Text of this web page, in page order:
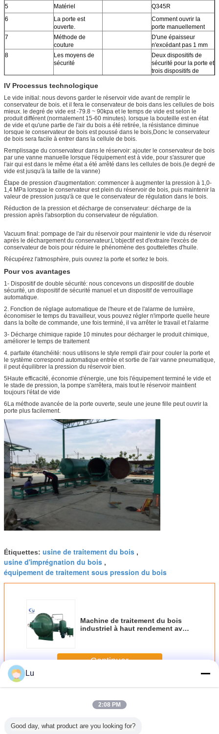
5 Matériel
Q345R
6
La porte est
ouverte.
Comment ouvrir la
porte manuellement
7
Méthode de
couture
D'une épaisseur
n'excédant pas 1 mm
8
Les moyens de
sécurité
Deux dispositifs de
sécurité pour la porte et
trois dispositifs de
9
Mode d'alarme
Alarme lumineuse
automatique,
surpression et fin de
travail
IV Processus technologique
Le vide initial: nous devons garder le réservoir vide avant de remplir le
conservateur de bois. et il fera le conservateur de bois dans les cellules de bois
mieux. le degré de vide est -79.8 ~ 90kpa et le temps de vide est selon le
produit différent (normalement 15-60 minutes). lorsque la bouteille est en état
de vide et qu'une partie de l'air du bois a été retirée, la résistance diminue
lorsque le conservateur de bois est poussé dans le bois,Donc le conservateur
de bois sera facile à entrer dans la cellule de bois.
Remplissage du conservateur dans le réservoir: ajouter le conservateur de bois
par une vanne manuelle lorsque l'équipement est à vide, pour s'assurer que
l'air qui est dans le même état a été arrêté dans les cellules de bois.(le degré de
vide est jusqu'à la taille de la vanne)
Étape de pression d'augmentation: commencer à augmenter la pression à 1,0-
1,4 MPa lorsque le conservateur est plein du réservoir de bois, puis maintenir la
valeur de pression jusqu'à ce que le conservateur de régulation dans le bois.
Réduction de la pression et décharge de conservateur: décharge de la
pression après l'absorption du conservateur de régulation.
Vacuum final: pompage de l'air du réservoir pour maintenir le vide du réservoir
après le déchargement du conservateur.L'objectif est d'extraire l'excès de
conservateur de bois pour réduire le phénomène des gouttelettes d'huile.
Récupérez l'atmosphère, puis ouvrez la porte et sortez le bois.
Pour vos avantages
1- Dispositif de double sécurité: nous concevons un dispositif de double
sécurité, un dispositif de sécurité manuel et un dispositif de verrouillage
automatique.
2. Fonction de réglage automatique de l'heure et de l'alarme de lumière,
économiser le temps du travailleur, vous pouvez régler n'importe quelle heure
dans la boîte de commande, une fois terminé, il va arrêter le travail et l'alarme
3- Décharge chimique rapide 10 minutes pour décharger le produit chimique,
améliorer le temps de traitement
4. parfaite étanchéité: nous utilisons le style rempli d'air pour couler la porte et
le système correspond automatique entrée et sortie de l'air vanne pneumatique,
il peut équilibrer la pression du réservoir bien.
5Haute efficacité, économie d'énergie, une fois l'équipement terminé le vide et
le stade de pression, la pompe s'arrêtera, mais tout le réservoir maintient
toujours l'état de vide
6La méthode avancée de la porte ouverte, seule une jeune fille peut ouvrir la
porte plus facilement.
Étiquettes: usine de traitement du bois ,
usine d'imprégnation du bois ,
équipement de traitement sous pression du bois
Machine de traitement du bois
industriel à haut rendement avec
Continuer
PlusUsine de traitement du bois
Lu
2:08 PM
Good day, what product are you looking for?